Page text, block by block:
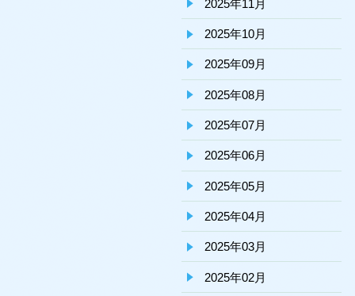
2025年11月
2025年10月
2025年09月
2025年08月
2025年07月
2025年06月
2025年05月
2025年04月
2025年03月
2025年02月